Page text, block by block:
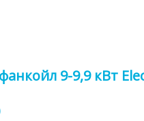
9-9,9 кВт